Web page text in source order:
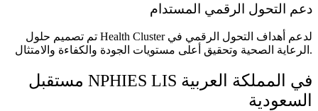
دعم التحول الرقمي المستدام
تم تصميم حلول Health Cluster لدعم أهداف التحول الرقمي في
الرعاية الصحية وتحقيق أعلى مستويات الجودة والكفاءة والامتثال.
مستقبل NPHIES LIS في المملكة العربية
السعودية